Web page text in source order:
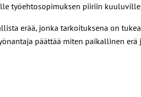
työehtosopimuksen piiriin
erää, jonka tarkoituksena on
päättää miten paikallinen erä